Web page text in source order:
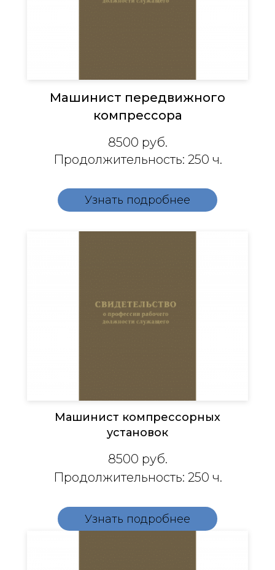
Машинист передвижного
компрессора
8500 руб.
Продолжительность: 250 ч.
Узнать подробнее
Машинист компрессорных
установок​​​​​​​​​​​​​
8500 руб.
Продолжительность: 250 ч.
Узнать подробнее